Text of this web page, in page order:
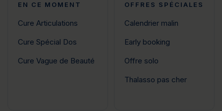
EN CE MOMENT
Cure Articulations
Cure Spécial Dos
Cure Vague de Beauté
OFFRES SPÉCIALES
Calendrier malin
Early booking
Offre solo
Thalasso pas cher